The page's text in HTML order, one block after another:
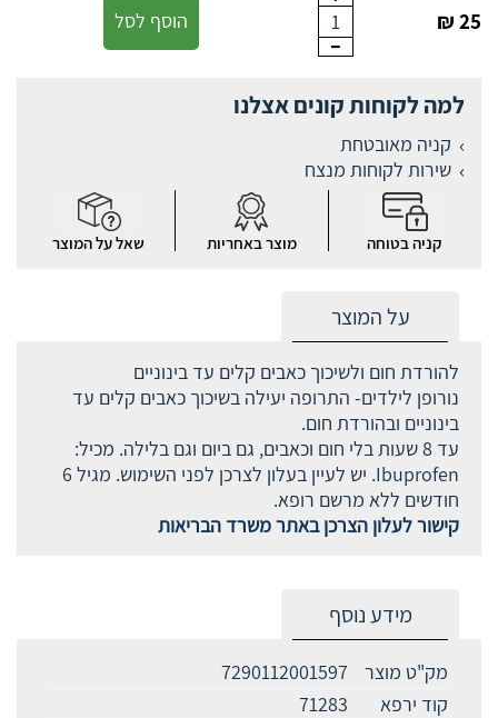
25 ₪
1 הוסף לסל
למה לקוחות קונים אצלנו
קניה מאובטחת
שירות לקוחות מנצח
קניה בטוחה מוצר באחריות שאל על המוצר
על המוצר
להורדת חום ולשיכוך כאבים קלים עד בינוניים
נורופן לילדים- התרופה יעילה בשיכוך כאבים קלים עד
בינוניים ובהורדת חום.
עד 8 שעות בלי חום וכאבים, גם ביום וגם בלילה. מכיל:
Ibuprofen. יש לעיין בעלון לצרכן לפני השימוש. מגיל 6
חודשים ללא מרשם רופא.
קישור לעלון הצרכן באתר משרד הבריאות
מידע נוסף
מק"ט מוצר
7290112001597
קוד ירפא
71283